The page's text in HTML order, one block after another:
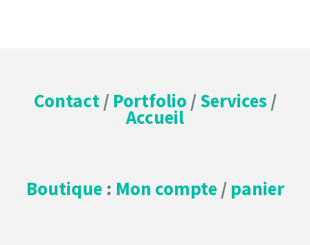
Contact/ Portfolio /Services /
Accueil
Boutique : Mon compte / panier